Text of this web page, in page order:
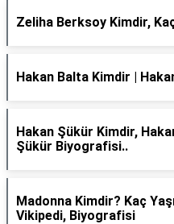
Zeliha Berksoy Kimdir,
Hakan Balta Kimdir |
Hakan Şükür Kimdir,
Şükür Biyografisi..
Madonna Kimdir? Kaç
Vikipedi, Biyografisi